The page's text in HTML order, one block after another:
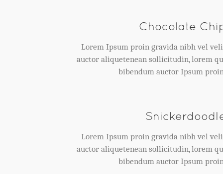
Chocolate
Lorem Ipsum proin gravida nibh vel
auctor aliquetenean sollicitudin, lorem
bibendum auctor Ipsum
Lorem Ipsum proin gravida nibh vel
auctor aliquetenean sollicitudin, lorem
bibendum auctor Ipsum